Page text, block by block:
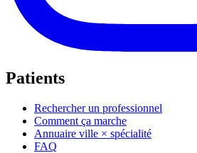
Patients
Rechercher un professionnel
Comment ça marche
Annuaire ville × spécialité
FAQ